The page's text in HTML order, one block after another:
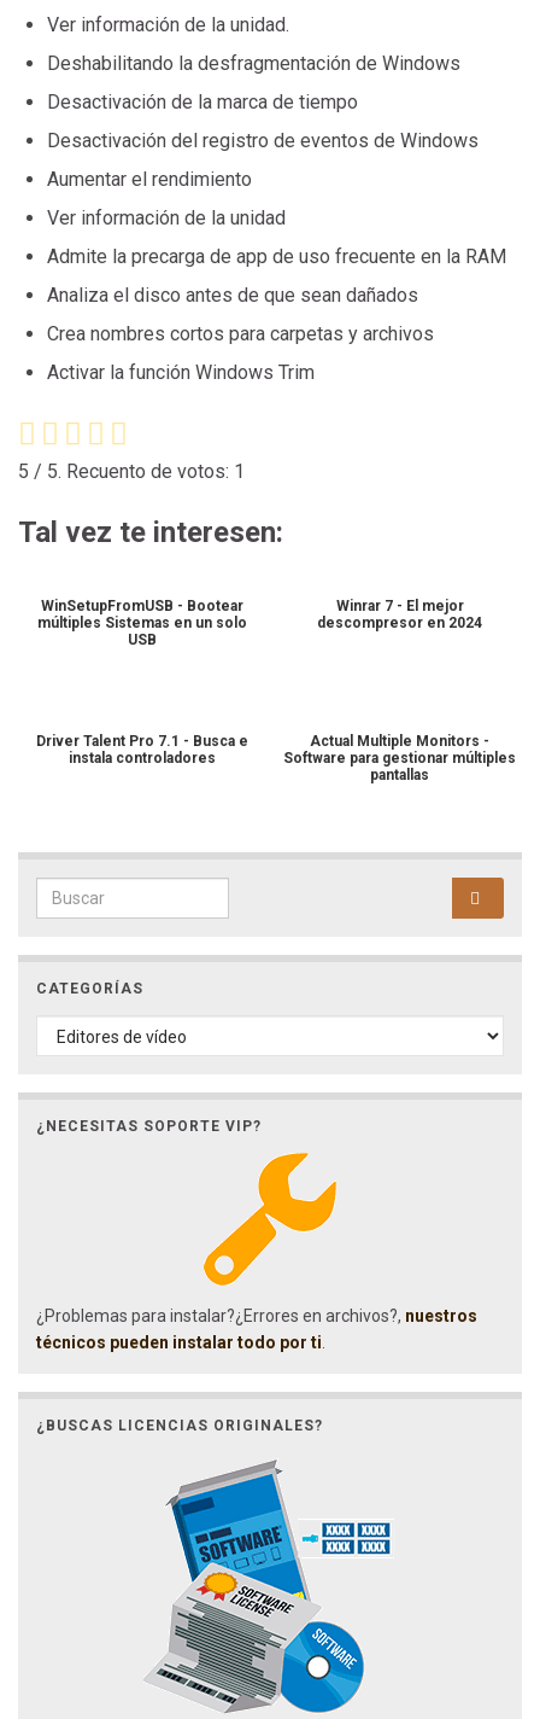
Ver información de la unidad.
Deshabilitando la desfragmentación de Windows
Desactivación de la marca de tiempo
Desactivación del registro de eventos de Windows
Aumentar el rendimiento
Ver información de la unidad
Admite la precarga de app de uso frecuente en la RAM
Analiza el disco antes de que sean dañados
Crea nombres cortos para carpetas y archivos
Activar la función Windows Trim
5 / 5. Recuento de votos: 1
Tal vez te interesen:
WinSetupFromUSB - Bootear
múltiples Sistemas en un solo
USB
Winrar 7 - El mejor
descompresor en 2024
Driver Talent Pro 7.1 - Busca e
instala controladores
Actual Multiple Monitors -
Software para gestionar múltiples
pantallas
Search for:
CATEGORÍAS
CATEGORÍAS
¿NECESITAS SOPORTE VIP?
¿Problemas para instalar?¿Errores en archivos?, nuestros
técnicos pueden instalar todo por ti
¿BUSCAS LICENCIAS ORIGINALES?